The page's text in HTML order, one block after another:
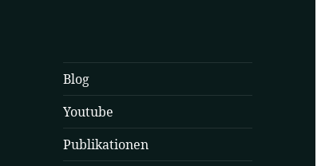
Blog
Youtube
Publikationen